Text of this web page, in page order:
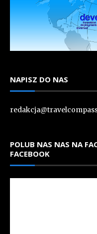
NAPISZ DO NAS
POLUB NAS NAS NA
FACEBOOK